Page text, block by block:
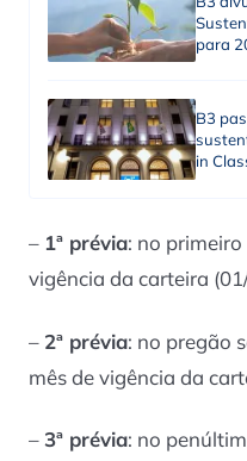
para
B3
in
– 1ª prévia: no
vigência da carteira
– 2ª prévia: no pregão
mês de vigência da
–3ª prévia: no